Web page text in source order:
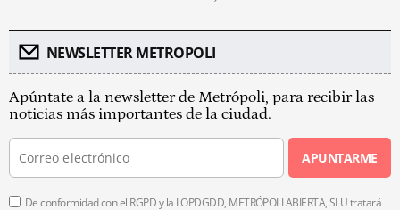
NEWSLETTER METROPOLI
Apúntate a la newsletter de Metrópoli, para recibir las
noticias más importantes de la ciudad.
APUNTARME
De conformidad con el RGPD y la LOPDGDD, METRÓPOLI ABIERTA, SLU tratará